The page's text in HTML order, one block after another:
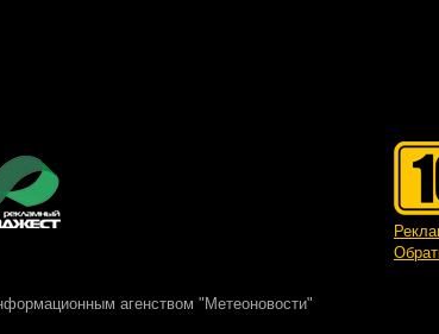
агенством "Метеоновости"